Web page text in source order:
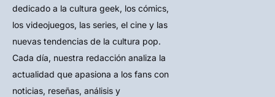
dedicado a la cultura geek, los cómics,
los videojuegos, las series, el cine y las
nuevas tendencias de la cultura pop.
Cada día, nuestra redacción analiza la
actualidad que apasiona a los fans con
noticias, reseñas, análisis y